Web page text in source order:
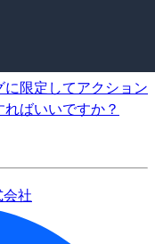
限定してアクション
ばいいですか？
社